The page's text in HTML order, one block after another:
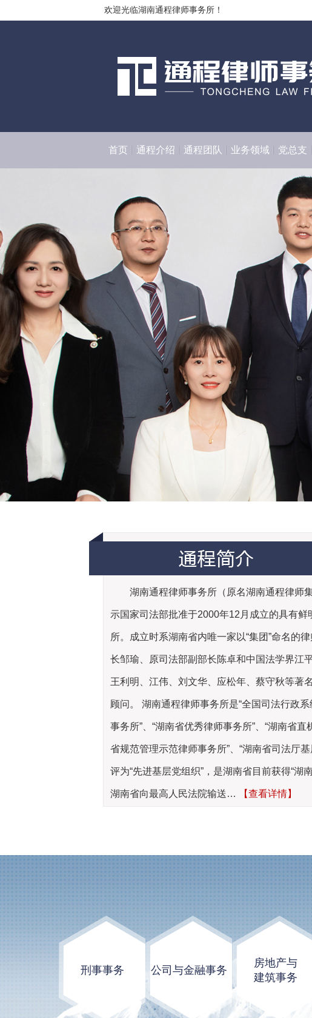
欢迎光临湖南通程律师事务所！
首页 通程介绍 通程团队 业务领域 党总支
湖南通程律师事务所（原名湖南通程律师
示国家司法部批准于2000年12月成立的具有
所。成立时系湖南省内唯一家以“集团”命名的
长邹瑜、原司法部副部长陈卓和中国法学界江
王利明、江伟、刘文华、应松年、蔡守秋等著
顾问。 湖南通程律师事务所是“全国司法行政
事务所”、“湖南省优秀律师事务所”、“湖南省
省规范管理示范律师事务所”、“湖南省司法厅
评为“先进基层党组织”，是湖南省目前获得“湖
湖南省向最高人民法院输送… 【查看详情】
刑事事务 公司与金融事务
房地产与
建筑事务